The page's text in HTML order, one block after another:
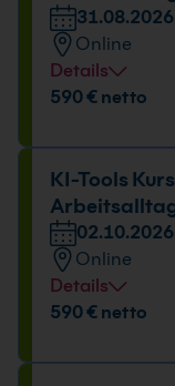
31.08.2026
Online
Details
590 € netto
KI-Tools
02.10.2026
Online
Details
590 € netto